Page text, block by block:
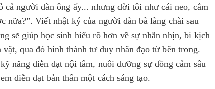
cả người đàn ông ấy... nhưng đời tôi như cái neo, cắm
nữa?”. Viết nhật ký của người đàn bà làng chài sau
sẽ giúp học sinh hiểu rõ hơn về sự nhẫn nhịn, bi kịch
vật, qua đó hình thành tư duy nhân đạo từ bên trong.
năng diễn đạt nội tâm, nuôi dưỡng sự đồng cảm sâu
diễn đạt bản thân một cách sáng tạo.